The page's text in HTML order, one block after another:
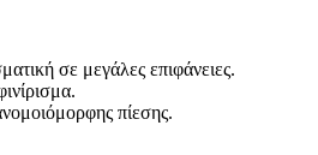
σε μεγάλες επιφάνειες.
πίεσης.